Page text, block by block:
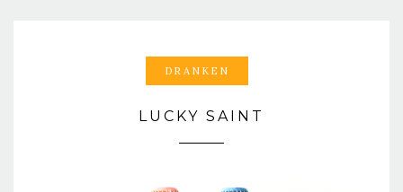
DRANKEN
LUCKY SAINT